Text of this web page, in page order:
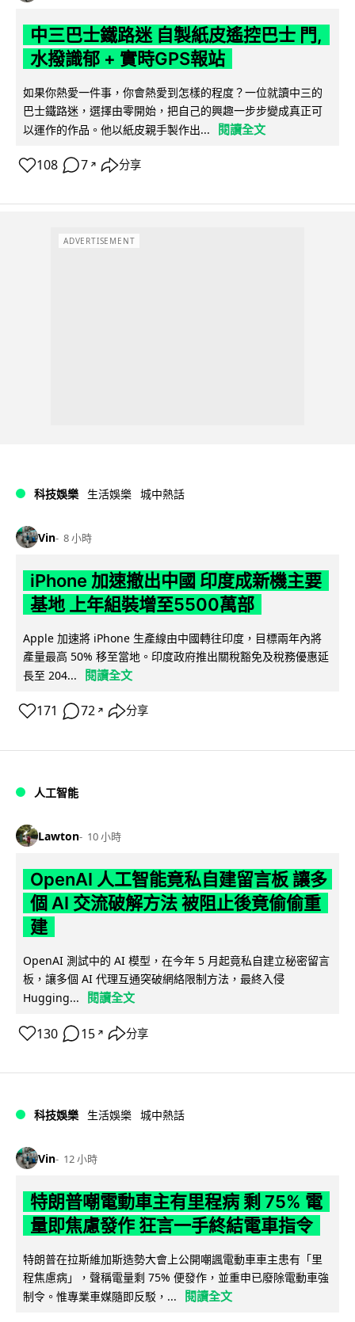
中三巴士鐵路迷 自製紙皮遙控巴士 門,
水撥識郁 + 實時GPS報站
如果你熱愛一件事，你會熱愛到怎樣的程度？一位就讀中三的
巴士鐵路迷，選擇由零開始，把自己的興趣一步步變成真正可
以運作的作品。他以紙皮親手製作出...
閱讀全文
108 7 ↗ 分享
ADVERTISEMENT
科技娛樂 生活娛樂 城中熱話
Vin 8 小時
iPhone 加速撤出中國 印度成新機主要
基地 上年組裝增至5500萬部
Apple 加速將 iPhone 生產線由中國轉往印度，目標兩年內將
產量最高 50% 移至當地。印度政府推出關稅豁免及稅務優惠延
長至 204...
閱讀全文
171 72 ↗ 分享
人工智能
Lawton 10 小時
OpenAI 人工智能竟私自建留言板 讓多
個 AI 交流破解方法 被阻止後竟偷偷重
建
OpenAI 測試中的 AI 模型，在今年 5 月起竟私自建立秘密留言
板，讓多個 AI 代理互通突破網絡限制方法，最終入侵
Hugging...
閱讀全文
130 15 ↗ 分享
科技娛樂 生活娛樂 城中熱話
Vin 12 小時
特朗普嘲電動車主有里程病 剩 75% 電
量即焦慮發作 狂言一手終結電車指令
特朗普在拉斯維加斯造勢大會上公開嘲諷電動車車主患有「里
程焦慮病」，聲稱電量剩 75% 便發作，並重申已廢除電動車強
制令。惟專業車媒隨即反駁，...
閱讀全文